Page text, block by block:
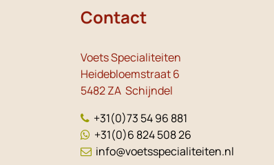
Contact
Voets Specialiteiten
Heidebloemstraat 6
5482 ZA Schijndel
+31(0)73 54 96 881
+31(0)6 824 508 26
info@voetsspecialiteiten.nl